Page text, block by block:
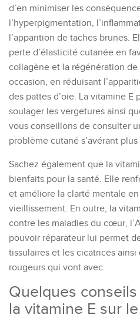
d’en minimiser les
l’hyperpigmentation,
l’apparition de taches brunes.
perte d’élasticité cutanée en
collagène et la régénération
occasion, en réduisant
des pattes d’oie. La vitamine E
soulager les vergetures ainsi
vous conseillons de consulter
problème cutané s’avérant plus
Sachez également que la
bienfaits pour la santé. Elle
et améliore la clarté mentale
vieillissement. En outre, la
contre les maladies du cœur,
pouvoir réparateur lui permet
tissulaires et les cicatrices ainsi
rougeurs qui vont avec.
Quelques
la vitamine E sur